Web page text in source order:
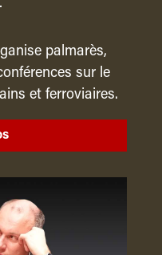
palmarès,
sur le
et ferroviaires.